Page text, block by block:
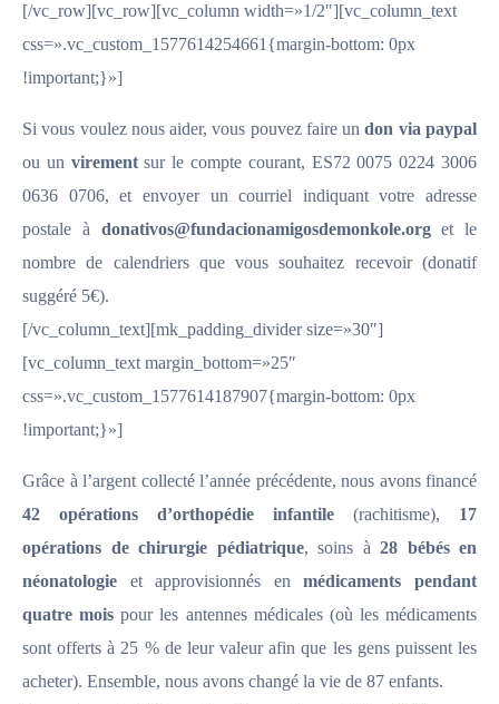
[/vc_row][vc_row][vc_column width=»1/2″][vc_column_text
css=».vc_custom_1577614254661{margin-bottom: 0px
!important;}»]
Si vous voulez nous aider, vous pouvez faire undon via paypal
ou un virementsur le compte courant, ES72 0075 0224 3006
0636 0706, et envoyer un courriel indiquant votre adresse
postale à donativos@fundacionamigosdemonkole.orget le
nombre de calendriers que vous souhaitez recevoir (donatif
suggéré 5€).
[/vc_column_text][mk_padding_divider size=»30″]
[vc_column_text margin_bottom=»25″
css=».vc_custom_1577614187907{margin-bottom: 0px
!important;}»]
Grâce à l’argent collecté l’année précédente, nous avons financé
42 opérations d’orthopédie infantile (rachitisme), 17
opérations de chirurgie pédiatrique, soins à 28 bébés en
néonatologie et approvisionnés enmédicaments pendant
quatre mois pour les antennes médicales (où les médicaments
sont offerts à 25 % de leur valeur afin que les gens puissent les
acheter). Ensemble, nous avons changé la vie de 87 enfants.